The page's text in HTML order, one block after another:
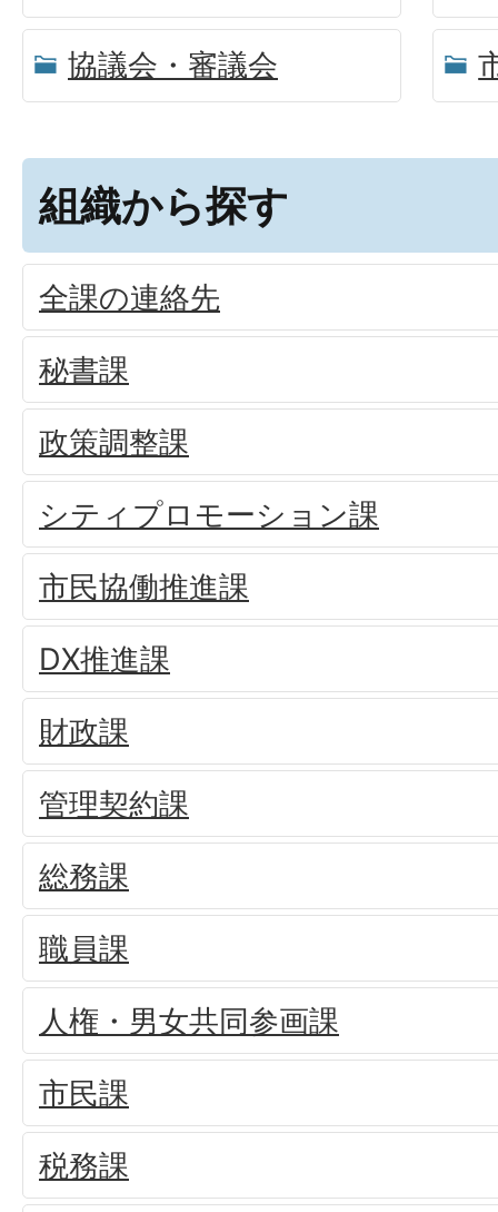
協議会・審議会
組織から探す
全課の連絡先
秘書課
政策調整課
シティプロモーション課
市民協働推進課
DX推進課
財政課
管理契約課
総務課
職員課
人権・男女共同参画課
市民課
税務課